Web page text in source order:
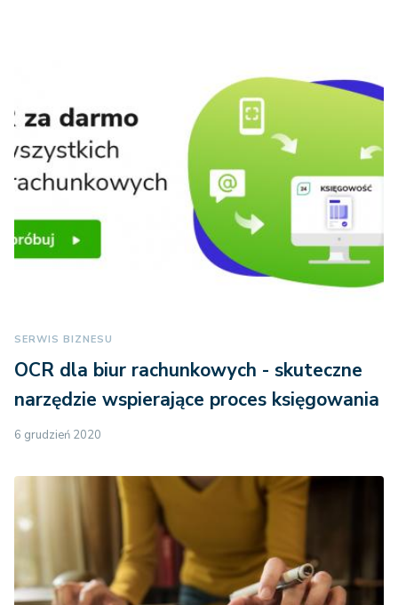
SERWIS BIZNESU
OCR dla biur rachunkowych - skuteczne
narzędzie wspierające proces księgowania
6 grudzień 2020